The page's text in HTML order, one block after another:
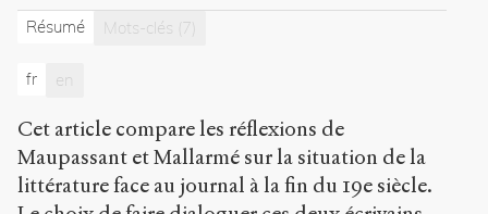
2010.
t
p
:
Résumé
Mots-clés (7)
fr en
Cet article compare les réflexions de
Maupassant et Mallarmé sur la situation de la
littérature face au journal à la fin du 19e siècle.